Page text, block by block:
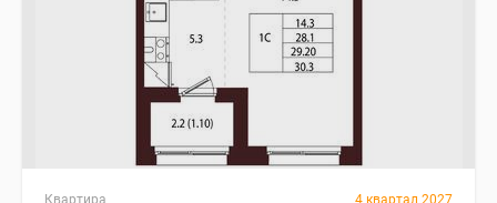
Квартира 4 квартал 2027